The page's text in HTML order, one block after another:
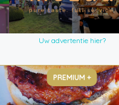
Uw advertentie hier?
PREMIUM +